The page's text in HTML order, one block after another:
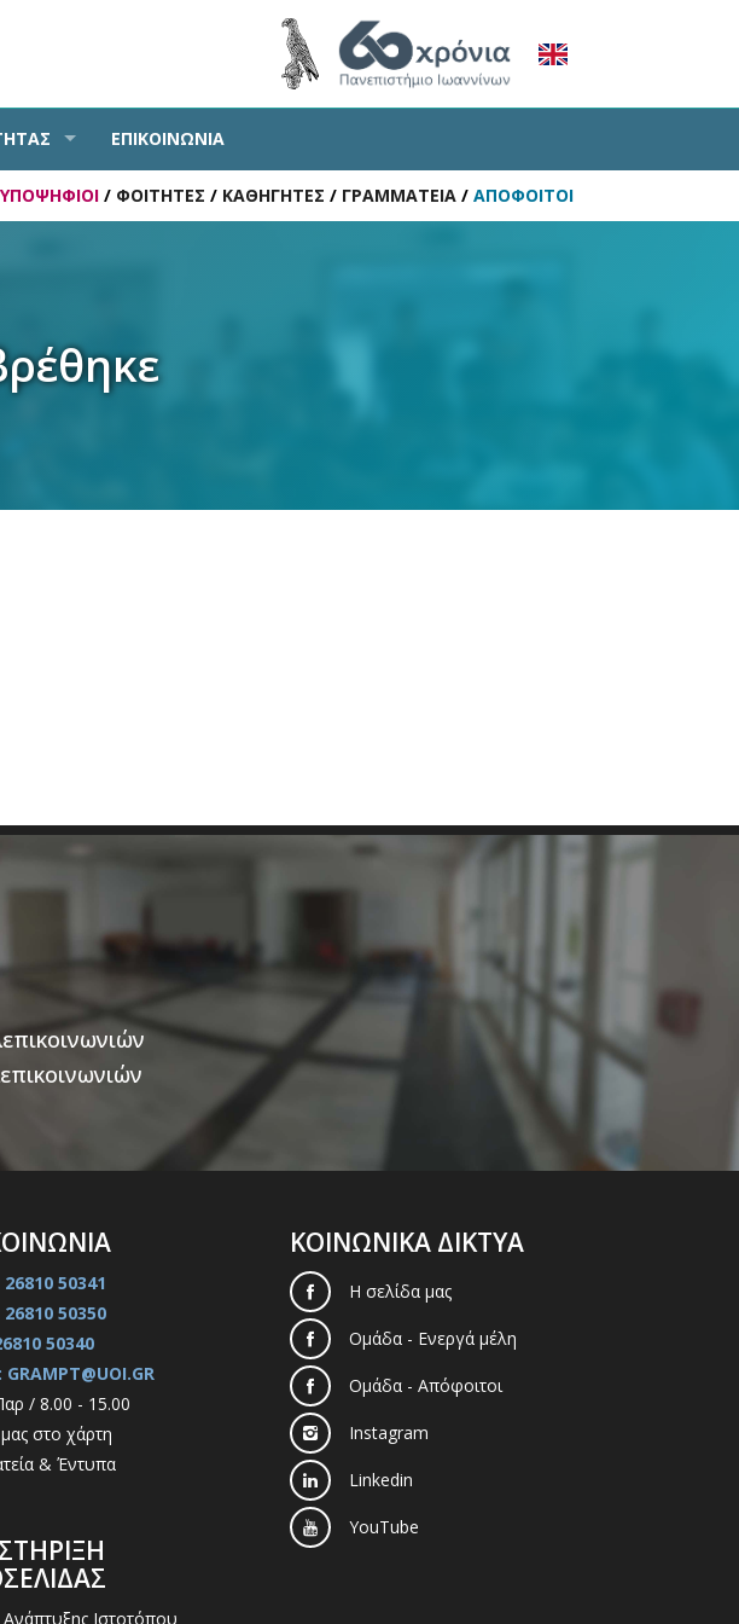
ΕΠΙΚΟΙΝΩΝΙΑ
ΥΠΟΨΗΦΙΟΙ / ΦΟΙΤΗΤΕΣ / ΚΑΘΗΓΗΤΕΣ / ΓΡΑΜΜΑΤΕΙΑ / ΑΠΟΦΟΙΤΟΙ
50341
50350
50340
GRAMPT@UOI.GR
/ 8.00 - 15.00
στο χάρτη
& Έντυπα
Ιστοτόπου
ΚΟΙΝΩΝΙΚΑ ΔΙΚΤΥΑ
Η σελίδα μας
Ομάδα - Ενεργά μέλη
Ομάδα - Απόφοιτοι
Instagram
Linkedin
YouTube